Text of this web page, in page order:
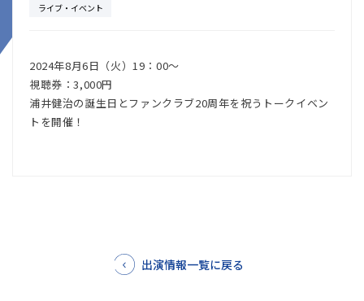
ライブ・イベント
2024年8月6日（火）19：00～
視聴券：3,000円
浦井健治の誕生日とファンクラブ20周年を祝うトークイベン
トを開催！
出演情報一覧に戻る